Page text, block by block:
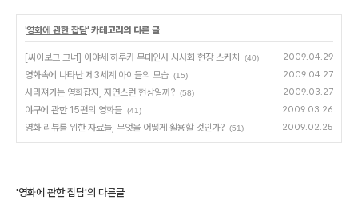
'영화에 관한 잡담' 카테고리의 다른 글
[싸이보그 그녀] 아야세 하루카 무대인사 시사회 현장 스케치 (40) 2009.04.29
영화속에 나타난 제3세계 아이들의 모습 (15) 2009.04.27
사라져가는 영화잡지, 자연스런 현상일까? (58) 2009.03.27
야구에 관한 15편의 영화들 (41) 2009.03.26
영화 리뷰를 위한 자료들, 무엇을 어떻게 활용할 것인가? (51) 2009.02.25
'영화에 관한 잡담'의 다른글